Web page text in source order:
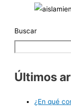
Buscar
Últimos
¿En qué